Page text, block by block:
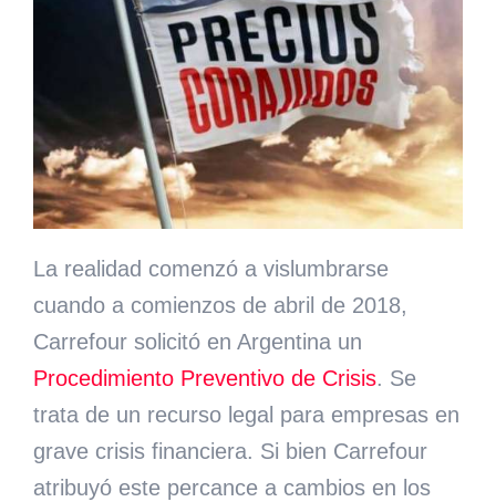
La realidad comenzó a vislumbrarse
cuando a comienzos de abril de 2018,
Carrefour solicitó en Argentina un
Procedimiento Preventivo de Crisis. Se
trata de un recurso legal para empresas en
grave crisis financiera. Si bien Carrefour
atribuyó este percance a cambios en los